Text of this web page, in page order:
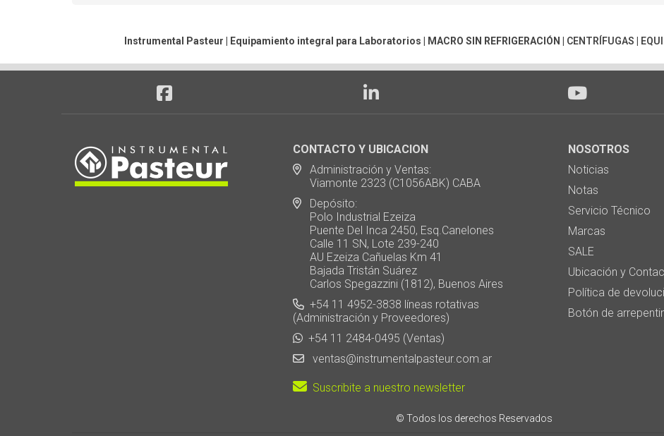
Instrumental Pasteur | Equipamiento integral para Laboratorios | MACRO SIN REFRIGERACIÓN CENTRÍFUGAS
CONTACTO Y UBICACION
Administración y Ventas:
Viamonte 2323 (C1056ABK) CABA
Depósito:
Polo Industrial Ezeiza
Puente Del Inca 2450, Esq.Canelones
Calle 11 SN, Lote 239-240
AU Ezeiza Cañuelas Km 41
Bajada Tristán Suárez
Carlos Spegazzini (1812), Buenos Aires
+54 11 4952-3838 líneas rotativas
(Administración y Proveedores)
+54 11 2484-0495 (Ventas)
ventas@instrumentalpasteur.com.ar
Suscribite a nuestro newsletter
NOSOTROS
Noticias
Notas
Servicio Técnico
Marcas
SALE
Ubicación y
Política de
Botón de
© Todos los derechos Reservados